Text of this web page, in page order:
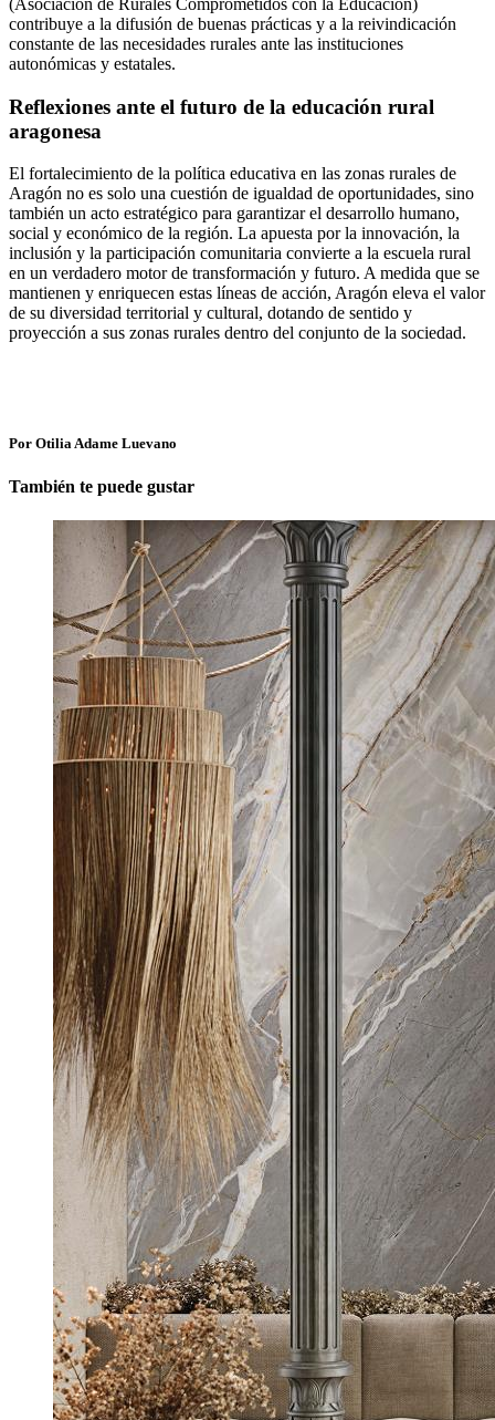
(Asociación de Rurales Comprometidos con la Educación)
contribuye a la difusión de buenas prácticas y a la reivindicación
constante de las necesidades rurales ante las instituciones
autonómicas y estatales.
Reflexiones ante el futuro de la educación rural
aragonesa
El fortalecimiento de la política educativa en las zonas rurales de
Aragón no es solo una cuestión de igualdad de oportunidades, sino
también un acto estratégico para garantizar el desarrollo humano,
social y económico de la región. La apuesta por la innovación, la
inclusión y la participación comunitaria convierte a la escuela rural
en un verdadero motor de transformación y futuro. A medida que se
mantienen y enriquecen estas líneas de acción, Aragón eleva el valor
de su diversidad territorial y cultural, dotando de sentido y
proyección a sus zonas rurales dentro del conjunto de la sociedad.
Por Otilia Adame Luevano
También te puede gustar